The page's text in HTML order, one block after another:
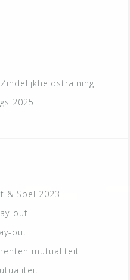
2025
& Spel 2023
out
out
mutualiteit